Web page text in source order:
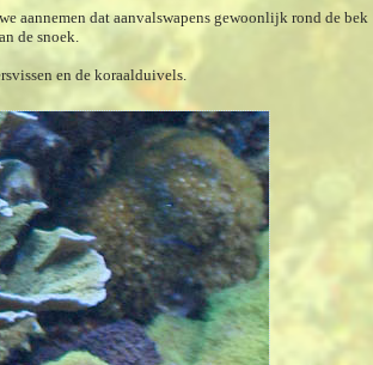
aannemen dat aanvalswapens gewoonlijk rond de bek
de snoek.
en de koraalduivels.